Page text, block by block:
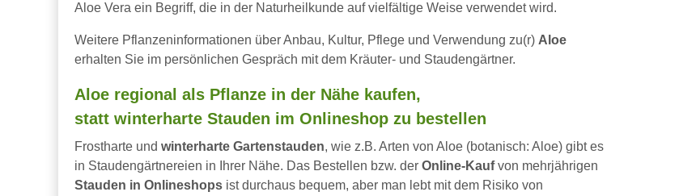
Aloe Vera ein Begriff, die in der Naturheilkunde auf vielfältige Weise verwendet wird.
Weitere Pflanzeninformationen über Anbau, Kultur, Pflege und Verwendung zu(r) Aloe
erhalten Sie im persönlichen Gespräch mit dem Kräuter- und Staudengärtner.
Aloe regional als Pflanze in der Nähe kaufen,
statt winterharte Stauden im Onlineshop zu bestellen
Frostharte und winterharte Gartenstauden, wie z.B. Arten von Aloe (botanisch: Aloe) gibt es
in Staudengärtnereien in Ihrer Nähe. Das Bestellen bzw. der Online-Kaufvon mehrjährigen
Stauden in Onlineshops ist durchaus bequem, aber man lebt mit dem Risiko von